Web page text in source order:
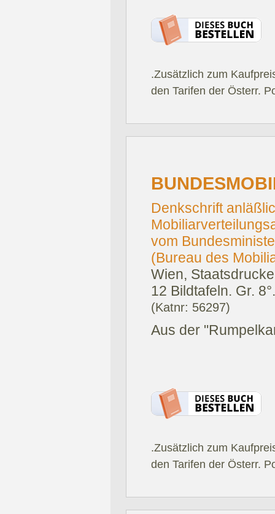
.Zusätzlich zum
den Tarifen der Österr.
Denkschrift
vom
(Bureau des
Wien,
12 Bildtafeln. Gr.
(Katnr: 56297)
Aus der
.Zusätzlich zum
den Tarifen der Österr.